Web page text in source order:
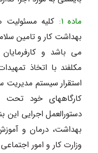
ماده ۱:
کلیه
بهداشت کار و تامین
می باشد و
مکلفند با اتخاذ
استقرار سیستم مدیریت
کارگاههای خود تحت
دستورالعمل اجرایی
بهداشت، درمان و
وزارت کار و امور